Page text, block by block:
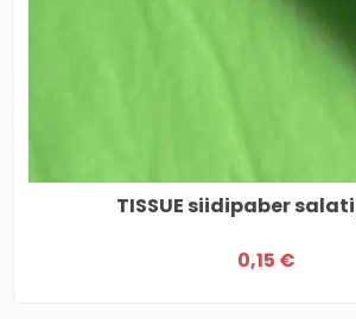
TISSUE siidipaber
0,15 €